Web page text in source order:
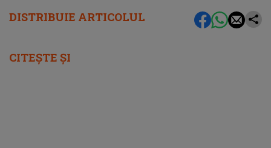
DISTRIBUIE ARTICOLUL
CITEȘTE ȘI